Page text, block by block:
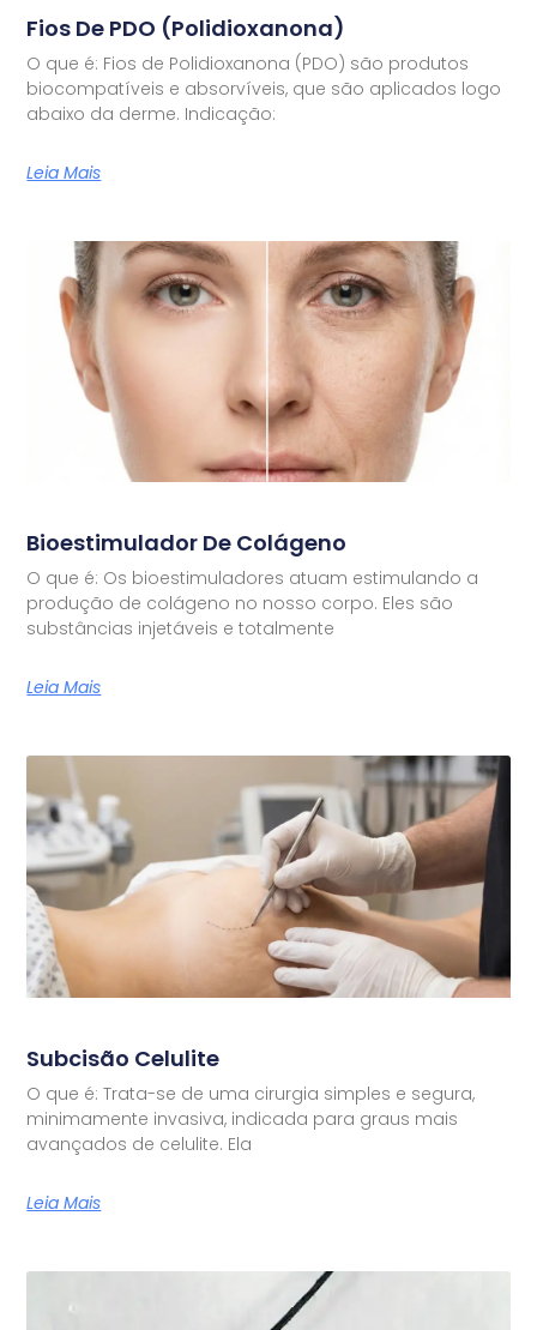
Fios De PDO (Polidioxanona)
O que é: Fios de Polidioxanona (PDO) são produtos
biocompatíveis e absorvíveis, que são aplicados logo
abaixo da derme. Indicação:
Leia Mais
Bioestimulador De Colágeno
O que é: Os bioestimuladores atuam estimulando a
produção de colágeno no nosso corpo. Eles são
substâncias injetáveis e totalmente
Leia Mais
Subcisão Celulite
O que é: Trata-se de uma cirurgia simples e segura,
minimamente invasiva, indicada para graus mais
avançados de celulite. Ela
Leia Mais